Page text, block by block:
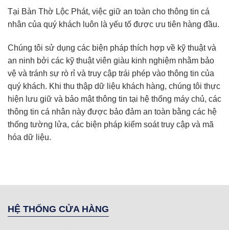
Tại Bàn Thờ Lộc Phát, việc giữ an toàn cho thông tin cá
nhân của quý khách luôn là yếu tố được ưu tiên hàng đầu.
Chúng tôi sử dụng các biện pháp thích hợp về kỹ thuật và
an ninh bởi các kỹ thuật viên giàu kinh nghiệm nhằm bảo
vệ và tránh sự rò rỉ và truy cập trái phép vào thông tin của
quý khách. Khi thu thập dữ liệu khách hàng, chúng tôi thực
hiện lưu giữ và bảo mật thông tin tại hệ thống máy chủ, các
thông tin cá nhân này được bảo đảm an toàn bằng các hệ
thống tường lửa, các biện pháp kiểm soát truy cập và mã
hóa dữ liệu.
HỆ THỐNG CỬA HÀNG